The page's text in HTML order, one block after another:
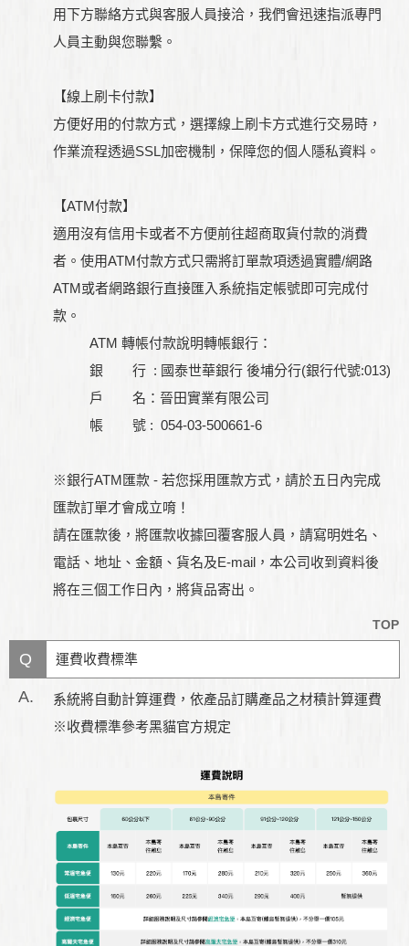
用下方聯絡方式與客服人員接洽，我們會迅速指派專門
人員主動與您聯繫。
【線上刷卡付款】
方便好用的付款方式，選擇線上刷卡方式進行交易時，
作業流程透過SSL加密機制，保障您的個人隱私資料。
【ATM付款】
適用沒有信用卡或者不方便前往超商取貨付款的消費
者。使用ATM付款方式只需將訂單款項透過實體/網路
ATM或者網路銀行直接匯入系統指定帳號即可完成付
款。
ATM 轉帳付款說明轉帳銀行：
銀 行 : 國泰世華銀行 後埔分行(銀行代號:013)
戶 名：晉田實業有限公司
帳 號 : 054-03-500661-6
※銀行ATM匯款 - 若您採用匯款方式，請於五日內完成
匯款訂單才會成立唷！
請在匯款後，將匯款收據回覆客服人員，請寫明姓名、
電話、地址、金額、貨名及E-mail，本公司收到資料後
將在三個工作日內，將貨品寄出。
TOP
Q 運費收費標準
A.
系統將自動計算運費，依產品訂購產品之材積計算運費
※收費標準參考黑貓官方規定